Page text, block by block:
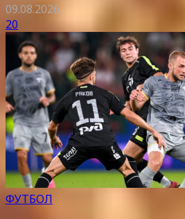
09.08.2026
20
ФУТБОЛ